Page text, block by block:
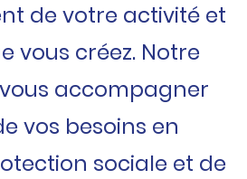
de votre activité et
vous créez. Notre
accompagner
vos besoins en
sociale et de